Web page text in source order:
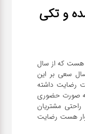
و تکی
هست که از سال
سعی بر این
رضایت داشته
صورت حضوری
مشتریان
هست رضایت